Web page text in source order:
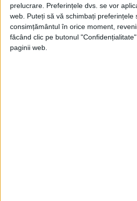
prelucrare. Preferințele dvs. se vor
web. Puteți să vă schimbați preferințele
consimțământul în orice moment,
făcând clic pe butonul
paginii web.